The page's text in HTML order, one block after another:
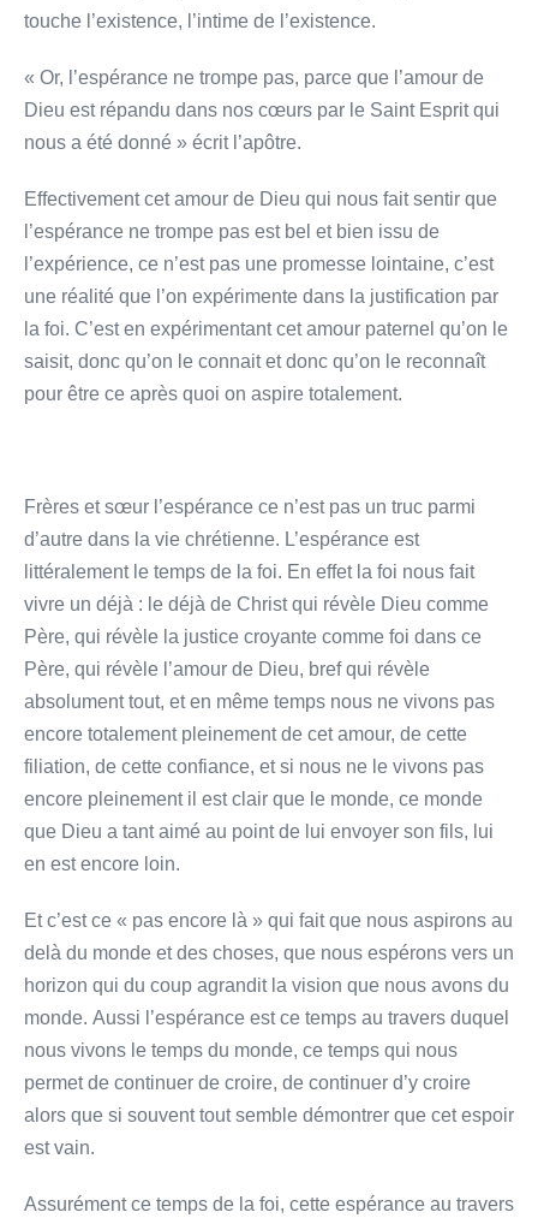
touche l’existence, l’intime de l’existence.
« Or, l’espérance ne trompe pas, parce que l’amour de
Dieu est répandu dans nos cœurs par le Saint Esprit qui
nous a été donné » écrit l’apôtre.
Effectivement cet amour de Dieu qui nous fait sentir que
l’espérance ne trompe pas est bel et bien issu de
l’expérience, ce n’est pas une promesse lointaine, c’est
une réalité que l’on expérimente dans la justification par
la foi. C’est en expérimentant cet amour paternel qu’on le
saisit, donc qu’on le connait et donc qu’on le reconnaît
pour être ce après quoi on aspire totalement.
Frères et sœur l’espérance ce n’est pas un truc parmi
d’autre dans la vie chrétienne. L’espérance est
littéralement le temps de la foi. En effet la foi nous fait
vivre un déjà : le déjà de Christ qui révèle Dieu comme
Père, qui révèle la justice croyante comme foi dans ce
Père, qui révèle l’amour de Dieu, bref qui révèle
absolument tout, et en même temps nous ne vivons pas
encore totalement pleinement de cet amour, de cette
filiation, de cette confiance, et si nous ne le vivons pas
encore pleinement il est clair que le monde, ce monde
que Dieu a tant aimé au point de lui envoyer son fils, lui
en est encore loin.
Et c’est ce « pas encore là » qui fait que nous aspirons au
delà du monde et des choses, que nous espérons vers un
horizon qui du coup agrandit la vision que nous avons du
monde. Aussi l’espérance est ce temps au travers duquel
nous vivons le temps du monde, ce temps qui nous
permet de continuer de croire, de continuer d’y croire
alors que si souvent tout semble démontrer que cet espoir
est vain.
Assurément ce temps de la foi, cette espérance au travers